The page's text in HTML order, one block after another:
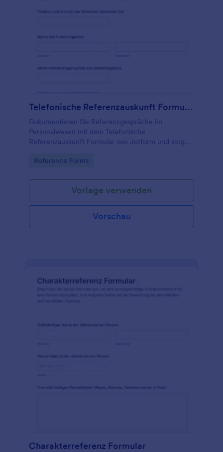
Telefonische Referenzauskunft Formular
Dokumentieren Sie Referenzgespräche im
Personalwesen mit dem Telefonische
Referenzauskunft Formular von Jotform und sorgen
Formularantworten und bessere Vergleichbarkeit bei
Go to Category:
Reference Forms
Vorlage verwenden
Vorschau
Charakterreferenz Formular